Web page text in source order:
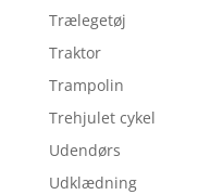
Trælegetøj
Traktor
Trampolin
Trehjulet cykel
Udendørs
Udklædning